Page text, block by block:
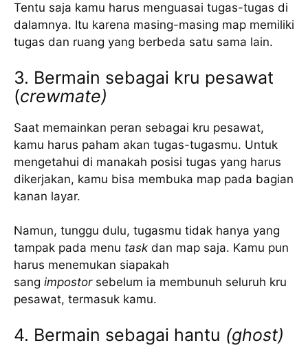
Tentu saja kamu harus menguasai tugas-tugas di
dalamnya. Itu karena masing-masing map memiliki
tugas dan ruang yang berbeda satu sama lain.
3. Bermain sebagai kru pesawat
(crewmate)
Saat memainkan peran sebagai kru pesawat,
kamu harus paham akan tugas-tugasmu. Untuk
mengetahui di manakah posisi tugas yang harus
dikerjakan, kamu bisa membuka map pada bagian
kanan layar.
Namun, tunggu dulu, tugasmu tidak hanya yang
tampak pada menu task dan map saja. Kamu pun
harus menemukan siapakah
sang impostorsebelum ia membunuh seluruh kru
pesawat, termasuk kamu.
4. Bermain sebagai hantu (ghost)